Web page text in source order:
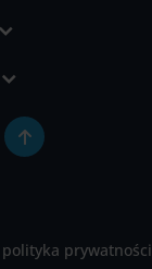
prywatności